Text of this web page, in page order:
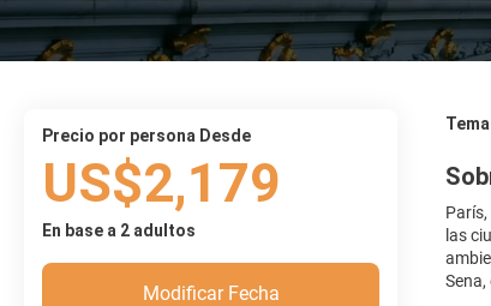
las
precio por persona Desde
US$2,179
En base a 2 adultos
Modificar Fecha